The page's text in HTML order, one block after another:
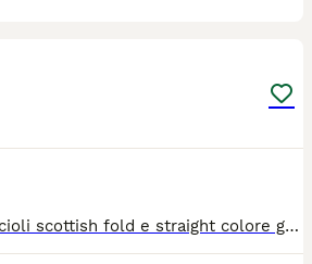
Cinque splendidi cuccioli scottish fold e straight colore grigio blu sono nati in ambiente familiare hanno libretto sanitario per contattare il numero 346 3255549